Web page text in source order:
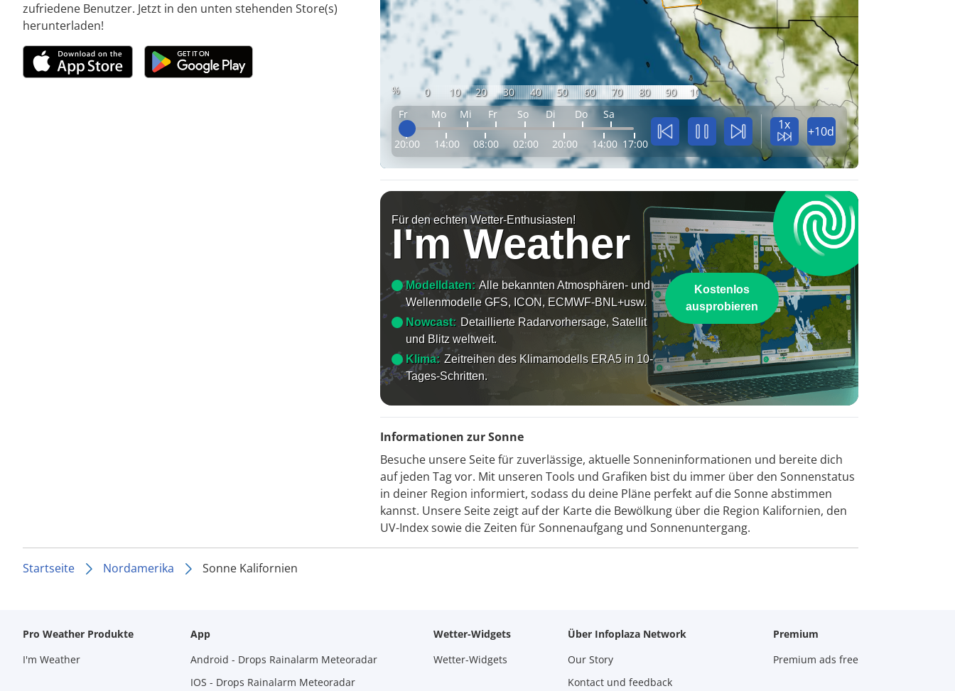
zufriedene Benutzer. Jetzt in den unten stehenden Store(s)
herunterladen!
% 0 10 20 30 40 50 60 70 80 90
100
Fr
Mo Mi Fr So Di Do Sa
20:00 14:00 08:00 02:00 20:00 14:00 17:00
1x +10d
Für den echten Wetter-Enthusiasten!
I'm Weather
Modelldaten: Alle bekannten Atmosphären- und
Wellenmodelle GFS, ICON, ECMWF-BNL+usw.
Nowcast: Detaillierte Radarvorhersage, Satellit
und Blitz weltweit.
Klima: Zeitreihen des Klimamodells ERA5 in 10-
Tages-Schritten.
Kostenlos
ausprobieren
Informationen zur Sonne
Besuche unsere Seite für zuverlässige, aktuelle Sonneninformationen und bereite dich
auf jeden Tag vor. Mit unseren Tools und Grafiken bist du immer über den Sonnenstatus
in deiner Region informiert, sodass du deine Pläne perfekt auf die Sonne abstimmen
kannst. Unsere Seite zeigt auf der Karte die Bewölkung über die Region Kalifornien, den
UV-Index sowie die Zeiten für Sonnenaufgang und Sonnenuntergang.
Startseite Nordamerika Sonne Kalifornien
Pro Weather Produkte
I'm Weather
App
Android - Drops Rainalarm Meteoradar
IOS - Drops Rainalarm Meteoradar
Wetter-Widgets
Wetter-Widgets
Über Infoplaza Network
Our Story
Kontact und feedback
Premium
Premium ads free